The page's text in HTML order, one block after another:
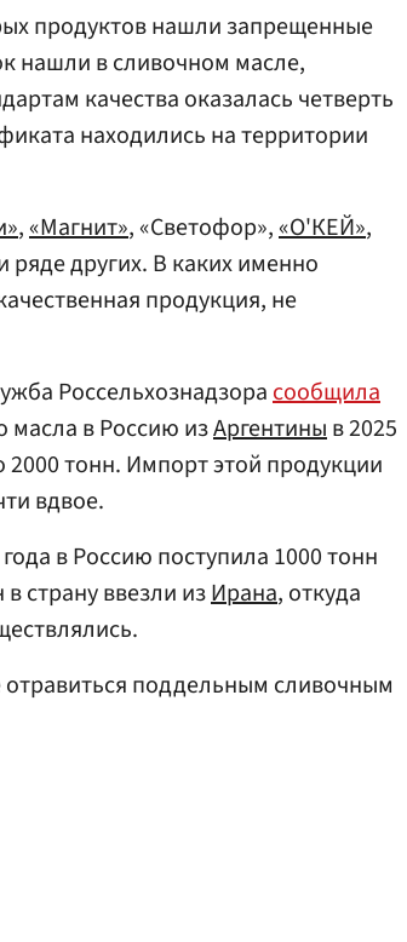
продуктов нашли запрещенные
нашли в сливочном масле,
качества оказалась четверть
находились на территории
,«Магнит», «Светофор»,«О'КЕЙ»,
других. В каких именно
продукция, не
Россельхознадзорасообщила
масла в Россию изАргентиныв 2025
2000 тонн. Импорт этой продукции
вдвое.
в Россию поступила 1000 тонн
страну ввезли изИрана, откуда
отравиться поддельным сливочным